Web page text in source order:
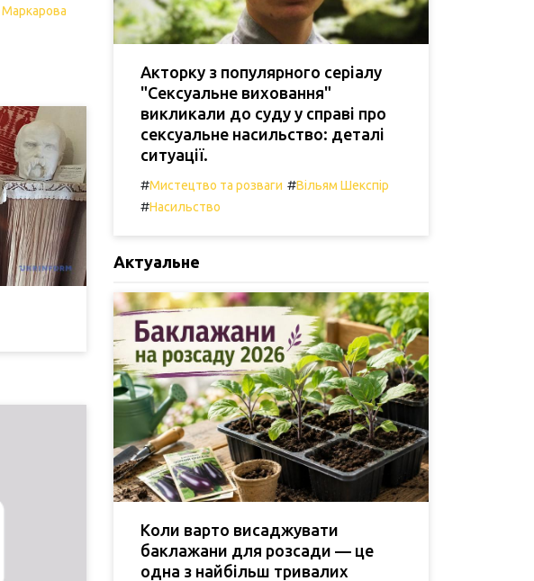
Акторку з популярного серіалу
"Сексуальне виховання"
викликали до суду у справі про
сексуальне насильство: деталі
ситуації.
#Мистецтво та розваги #Вільям Шекспір
#Насильство
Актуальне
Коли варто висаджувати
баклажани для розсади — це
одна з найбільш тривалих